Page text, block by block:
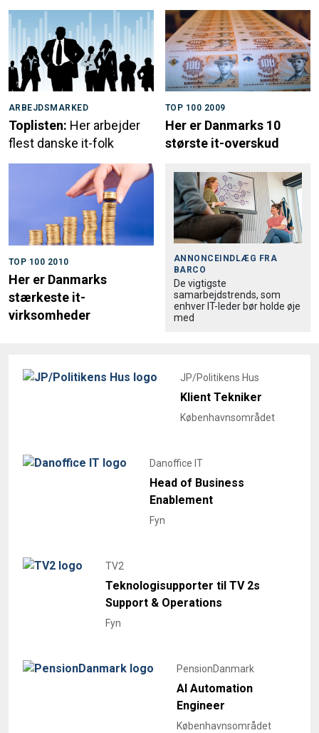
ARBEJDSMARKED
Toplisten: Her arbejder
flest danske it-folk
TOP 100 2009
Her er Danmarks 10
største it-overskud
TOP 100 2010
Her er Danmarks
stærkeste it-
virksomheder
ANNONCEINDLÆG FRA
BARCO
De vigtigste
samarbejdstrends, som
enhver IT-leder bør holde øje
med
JP/Politikens Hus
Klient Tekniker
Københavnsområdet
Danoffice IT
Head of Business
Enablement
Fyn
TV2
Teknologisupporter til TV 2s
Support & Operations
Fyn
PensionDanmark
AI Automation
Engineer
Københavnsområdet